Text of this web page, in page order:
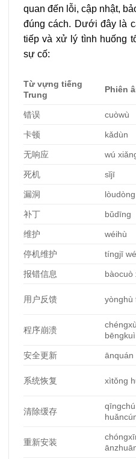
quan đến lỗi, cập nhật,
đúng cách. Dưới đây là
tiếp và xử lý tình huống
sự cố:
Từ vựng tiếng
Trung
Phiên
错误 cuòwù
卡顿 kǎdùn
无响应 wú
死机 sǐjī
漏洞 lòudòng
补丁 bǔdīng
维护 wéihù
停机维护 tíngjī
报错信息 bàocuò
用 户反馈 yònghù
程序崩溃
chéngxù
bēngkuì
安全更新 ānquán
系统恢复 xìtǒng
清除缓存
qīngchú
重新安装